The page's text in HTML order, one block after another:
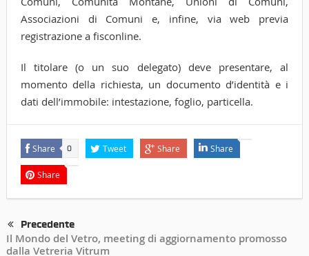
Associazioni di Comuni e, infine, via web previa
registrazione a fisconline.
Il titolare (o un suo delegato) deve presentare, al
momento della richiesta, un documento d’identità e i
dati dell’immobile: intestazione, foglio, particella.
Share 0 Tweet Share Share
Share
Precedente
Il Mondo del Vetro, meeting di aggiornamento promosso
dalla Vetreria Vitrum